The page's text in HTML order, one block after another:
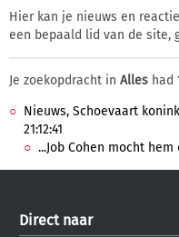
Hier kan je nieuws en
een bepaald lid van de site,
Je zoekopdracht in Alles had
Nieuws, Schoevaart
21:12:41
...Job Cohen mocht
Direct naar